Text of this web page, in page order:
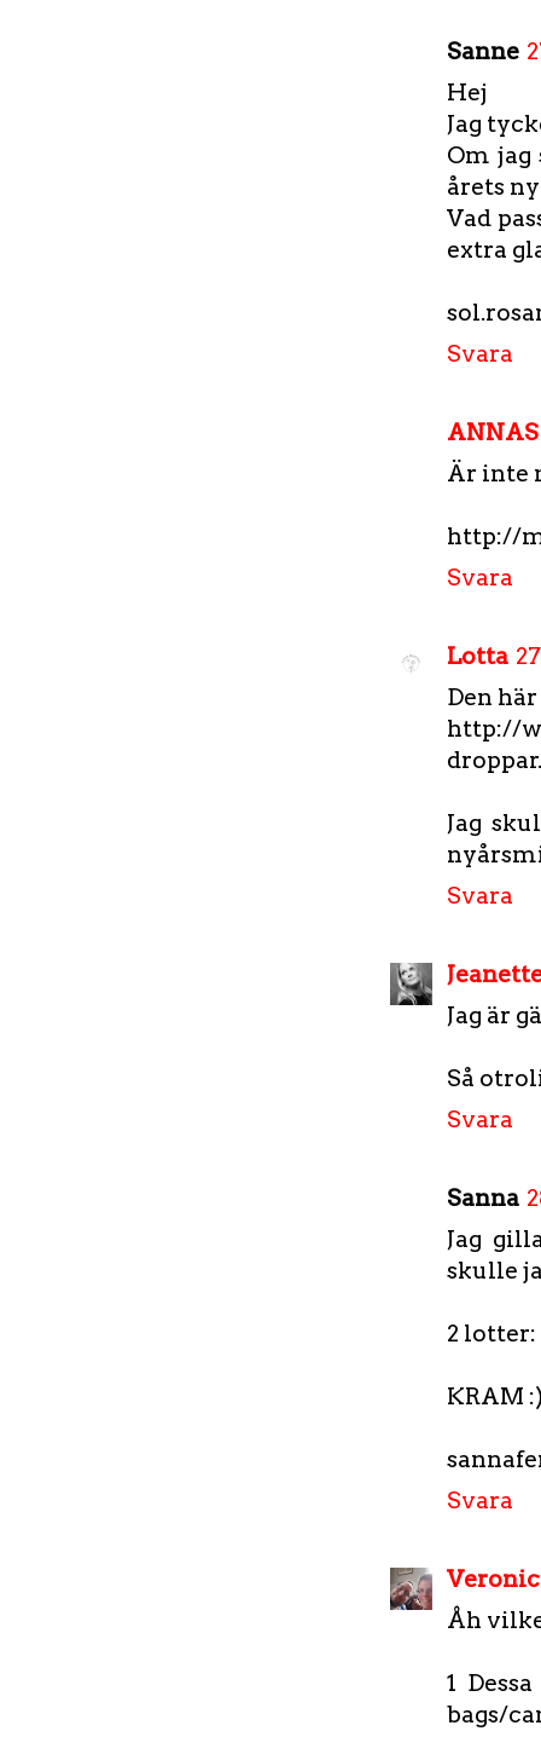
Sanne
Hej
Jag
Om jag
årets
Vad
extra
Svara
Är inte
http://
Svara
Lotta
Den
http://
Jag
Svara
Jag är
Så
Svara
Sanna
Jag
skulle
2 lotter:
KRAM
Svara
Åh
1
bags/